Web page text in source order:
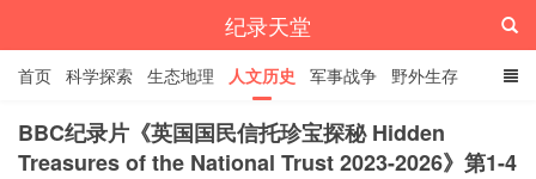
纪录天堂
首页 科学探索 生态地理 人文历史 军事战争 野外生存
经典纪录 4K纪录片 精品资源
BBC纪录片《英国国民信托珍宝探秘 Hidden
Treasures of the National Trust 2023-2026》第1-4